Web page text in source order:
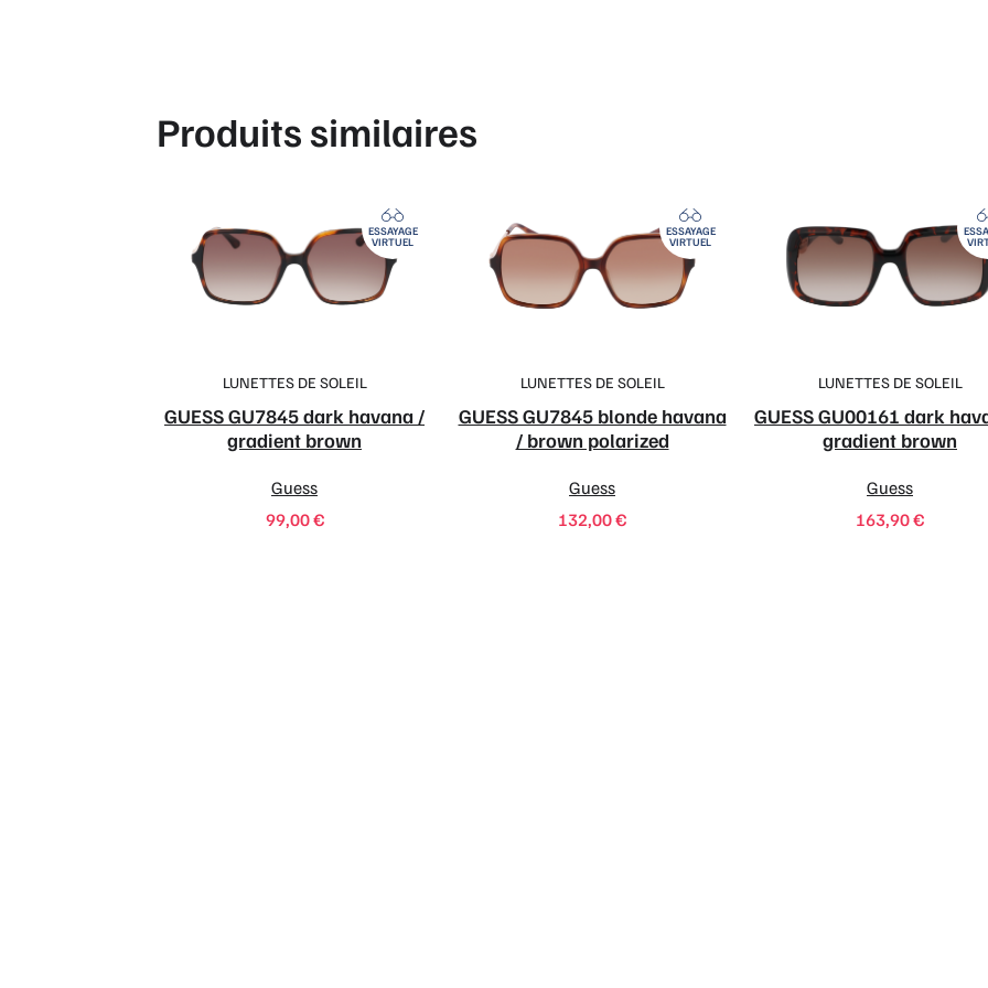
Produits similaires
LUNETTES DE SOLEIL
GUESS GU7845 dark havana /
gradient brown
Guess
99,00€
ESSAYAGE
VIRTUEL
LUNETTES DE SOLEIL
GUESS GU7845 blonde havana
/ brown polarized
Guess
132,00€
ESSAYAGE
VIRTUEL
LUNETTES DE SOLEIL
GUESS GU00161 dark
gradient brown
Guess
163,90€